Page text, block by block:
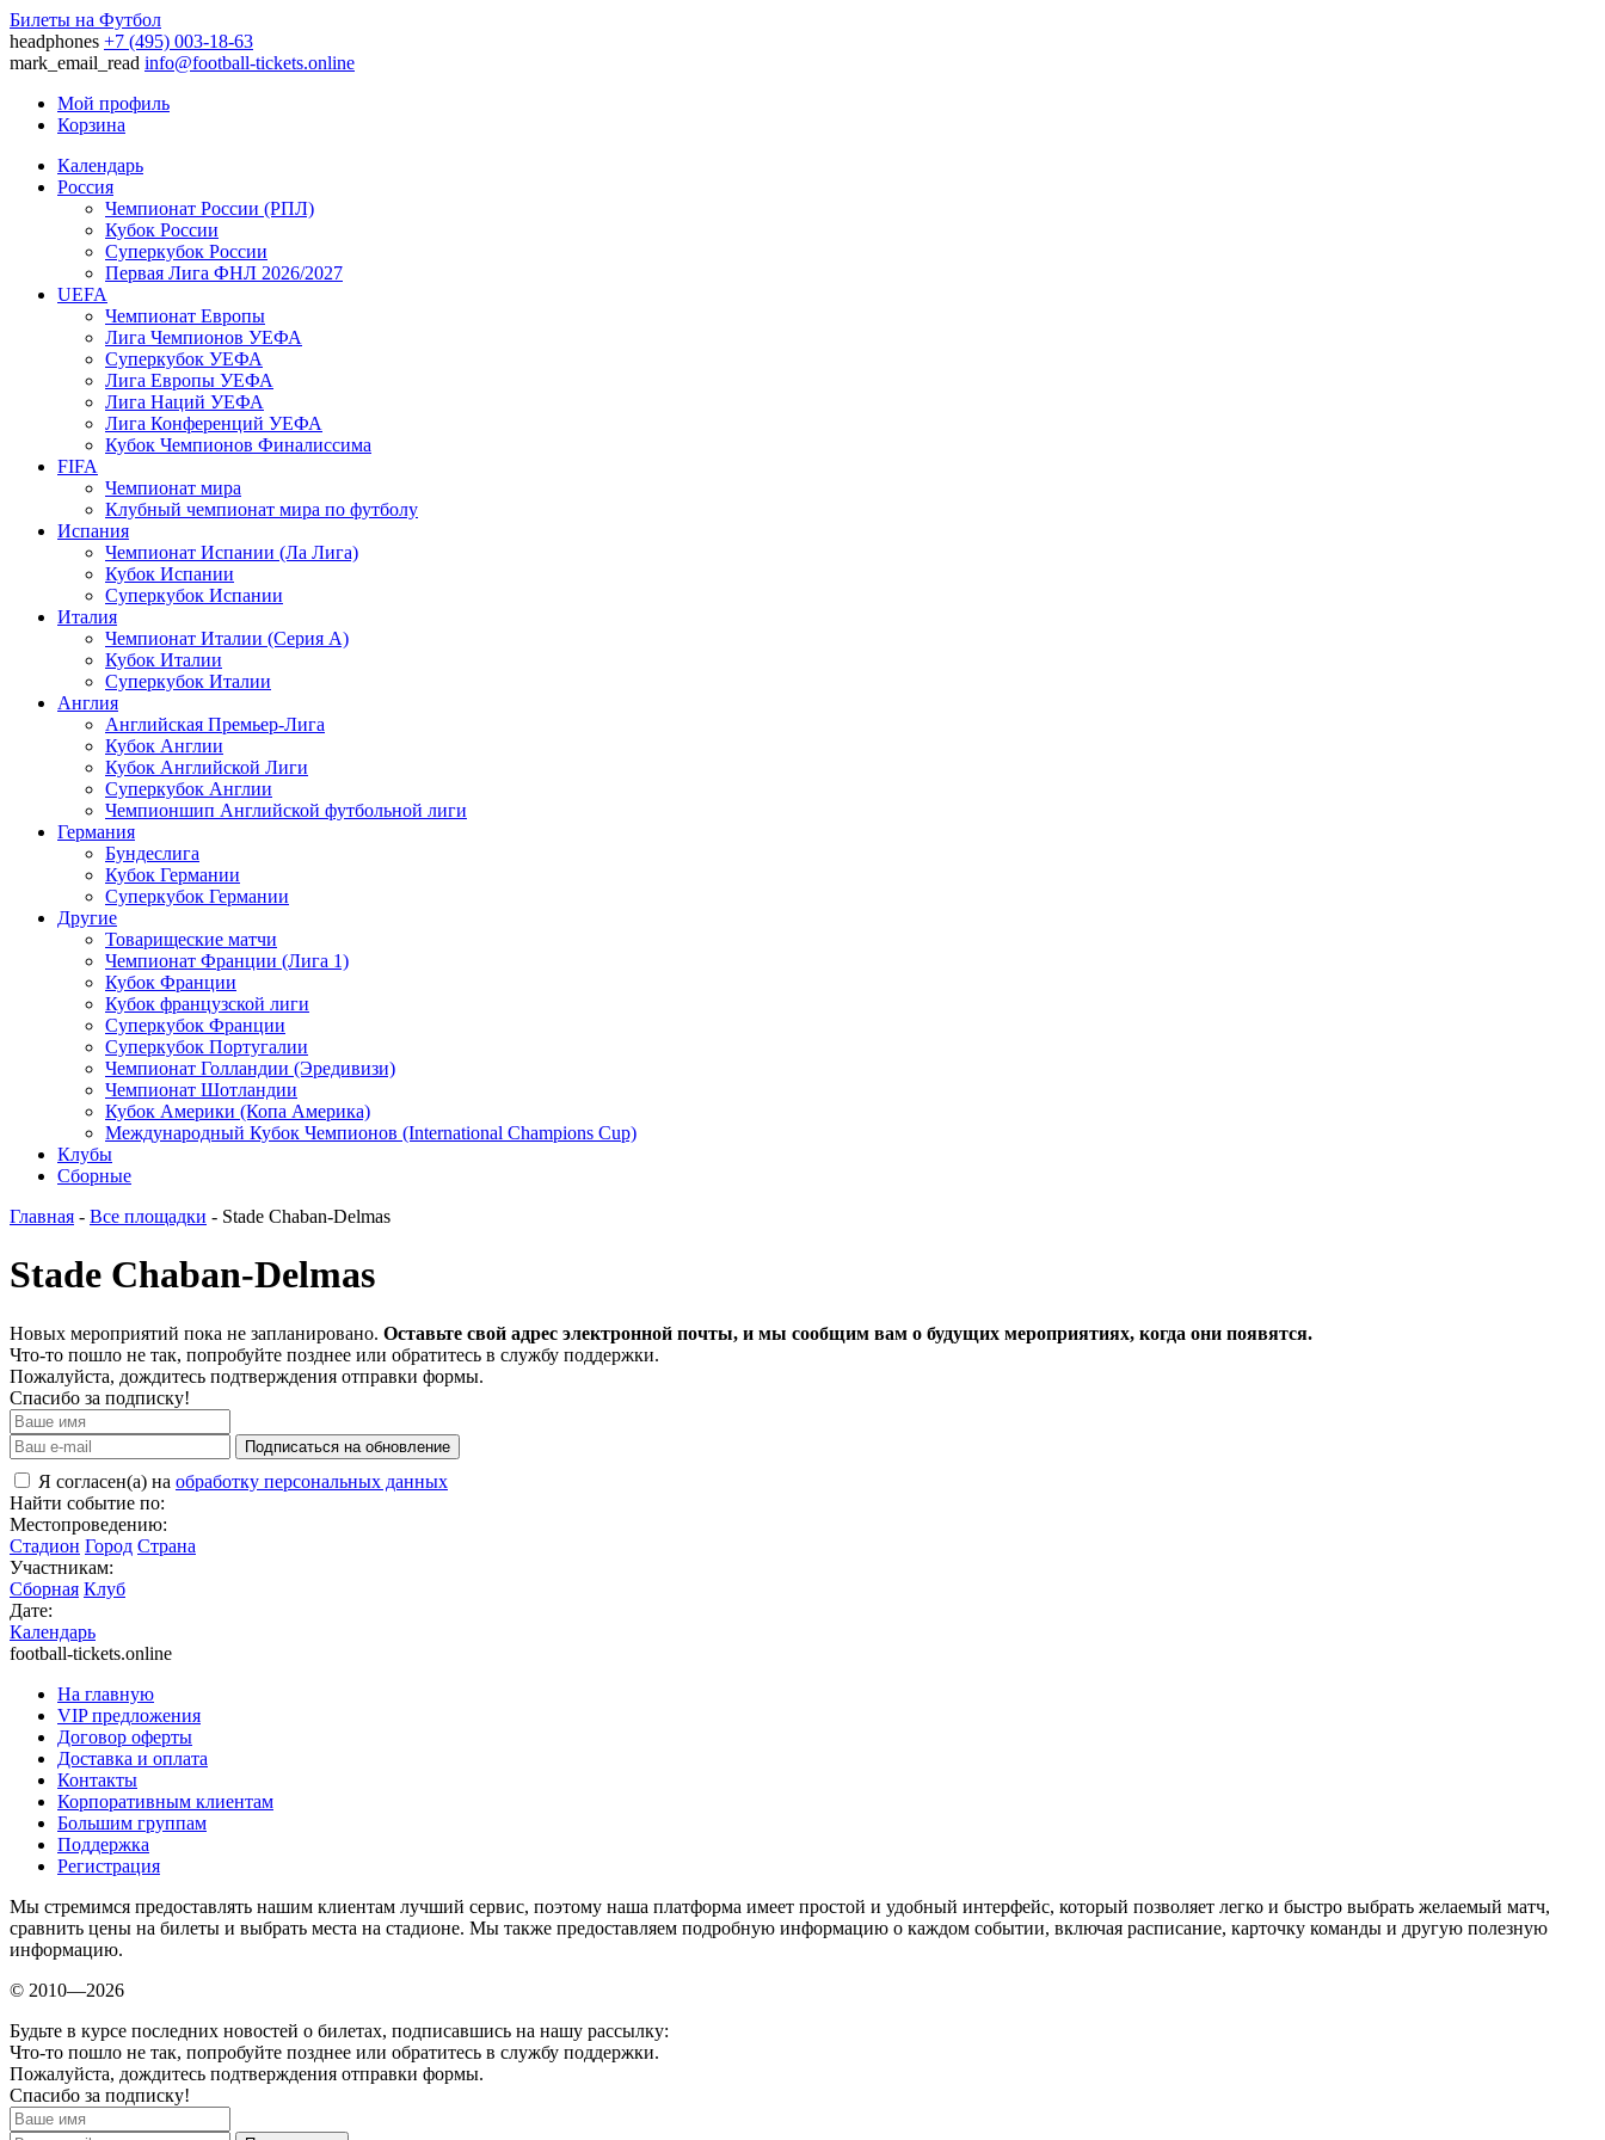
Билеты на Футбол
headphones +7 (495) 003-18-63
mark_email_read info@football-tickets.online
Мой профиль
Корзина
Календарь
Россия
Чемпионат России (РПЛ)
Кубок России
Суперкубок России
Первая Лига ФНЛ 2026/2027
UEFA
Чемпионат Европы
Лига Чемпионов УЕФА
Суперкубок УЕФА
Лига Европы УЕФА
Лига Наций УЕФА
Лига Конференций УЕФА
Кубок Чемпионов Финалиссима
FIFA
Чемпионат мира
Клубный чемпионат мира по футболу
Испания
Чемпионат Испании (Ла Лига)
Кубок Испании
Суперкубок Испании
Италия
Чемпионат Италии (Серия А)
Кубок Италии
Суперкубок Италии
Англия
Английская Премьер-Лига
Кубок Англии
Кубок Английской Лиги
Суперкубок Англии
Чемпионшип Английской футбольной лиги
Германия
Бундеслига
Кубок Германии
Суперкубок Германии
Другие
Товарищеские матчи
Чемпионат Франции (Лига 1)
Кубок Франции
Кубок французской лиги
Суперкубок Франции
Суперкубок Португалии
Чемпионат Голландии (Эредивизи)
Чемпионат Шотландии
Кубок Америки (Копа Америка)
Международный Кубок Чемпионов (International Champions Cup)
Клубы
Сборные
Главная - Все площадки - Stade Chaban-Delmas
Stade Chaban-Delmas
Новых мероприятий пока не запланировано. Оставьте свой адрес электронной почты, и мы сообщим вам о будущих мероприятиях, когда они появятся.
Что-то пошло не так, попробуйте позднее или обратитесь в службу поддержки.
Пожалуйста, дождитесь подтверждения отправки формы.
Спасибо за подписку!
Подписаться на обновление
Я согласен(а) на обработку персональных данных
Найти событие по:
Местопроведению:
Стадион Город Страна
Участникам:
Сборная Клуб
Дате:
Календарь
football-tickets.online
На главную
VIP предложения
Договор оферты
Доставка и оплата
Контакты
Корпоративным клиентам
Большим группам
Поддержка
Регистрация
Мы стремимся предоставлять нашим клиентам лучший сервис, поэтому наша платформа имеет простой и удобный интерфейс, который позволяет легко и быстро выбрать желаемый матч,
сравнить цены на билеты и выбрать места на стадионе. Мы также предоставляем подробную информацию о каждом событии, включая расписание, карточку команды и другую полезную
информацию.
© 2010—2026
Будьте в курсе последних новостей о билетах, подписавшись на нашу рассылку:
Что-то пошло не так, попробуйте позднее или обратитесь в службу поддержки.
Пожалуйста, дождитесь подтверждения отправки формы.
Спасибо за подписку!